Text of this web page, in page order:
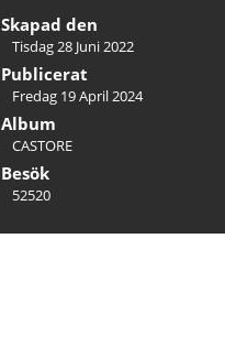
Skapad den
Tisdag 28 Juni 2022
Publicerat
Fredag 19 April 2024
Album
CASTORE
Besök
52520